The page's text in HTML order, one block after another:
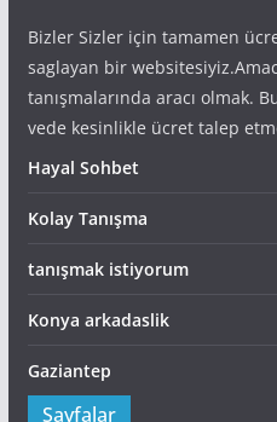
Bizler Sizler için tamamen
saglayan bir
tanışmalarında aracı olmak.
vede kesinlikle ücret talep
Hayal Sohbet
Kolay Tanışma
tanışmak istiyorum
Konya arkadaslik
Gaziantep
Sayfalar